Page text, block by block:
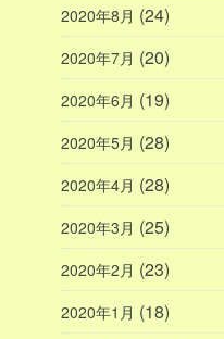
2020年8月 (24)
2020年7月 (20)
2020年6月 (19)
2020年5月 (28)
2020年4月 (28)
2020年3月 (25)
2020年2月 (23)
2020年1月 (18)